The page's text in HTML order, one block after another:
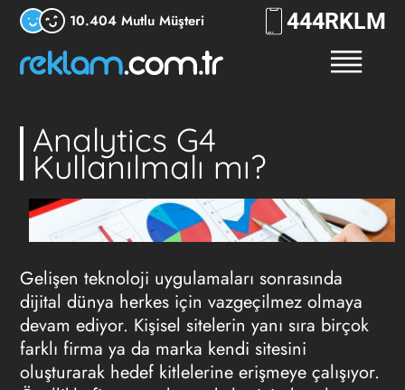
10.404 Mutlu Müşteri 444RKLM
Analytics G4
Kullanılmalı mı?
Gelişen teknoloji uygulamaları sonrasında
dijital dünya herkes için vazgeçilmez olmaya
devam ediyor. Kişisel sitelerin yanı sıra birçok
farklı firma ya da marka kendi sitesini
oluşturarak hedef kitlelerine erişmeye çalışıyor.